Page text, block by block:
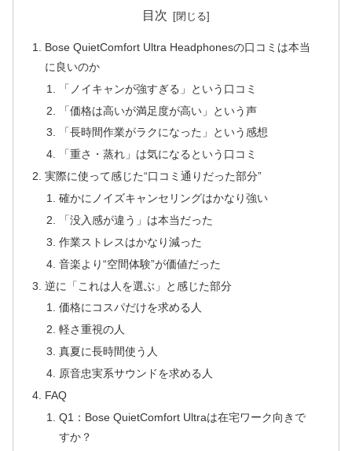
目次
Bose QuietComfort Ultra Headphonesの口コミは本当
に良いのか
「ノイキャンが強すぎる」という口コミ
「価格は高いが満足度が高い」という声
「長時間作業がラクになった」という感想
「重さ・蒸れ」は気になるという口コミ
実際に使って感じた“口コミ通りだった部分”
確かにノイズキャンセリングはかなり強い
「没入感が違う」は本当だった
作業ストレスはかなり減った
音楽より“空間体験”が価値だった
逆に「これは人を選ぶ」と感じた部分
価格にコスパだけを求める人
軽さ重視の人
真夏に長時間使う人
原音忠実系サウンドを求める人
FAQ
Q1：Bose QuietComfort Ultraは在宅ワーク向きで
すか？